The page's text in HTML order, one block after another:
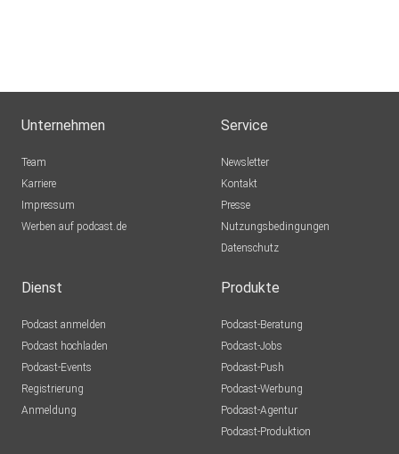
Unternehmen
Team
Karriere
Impressum
Werben auf podcast.de
Service
Newsletter
Kontakt
Presse
Nutzungsbedingungen
Datenschutz
Dienst
Podcast anmelden
Podcast hochladen
Podcast-Events
Registrierung
Anmeldung
Produkte
Podcast-Beratung
Podcast-Jobs
Podcast-Push
Podcast-Werbung
Podcast-Agentur
Podcast-Produktion